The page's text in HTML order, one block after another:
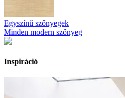
Egyszínű szőnyegek
Minden modern szőnyeg
Inspiráció